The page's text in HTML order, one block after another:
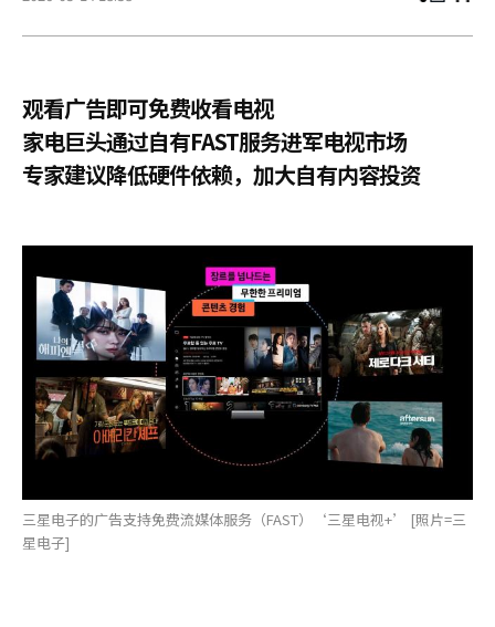
章 小
观看广告即可免费收看电视
家电巨头通过自有FAST服务进军电视市场
专家建议降低硬件依赖，加大自有内容投资
三星电子的广告支持免费流媒体服务（FAST）‘三星电视+’ [照片=三
星电子]